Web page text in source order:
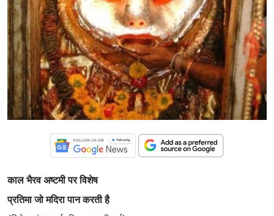
काल भैरव अष्टमी पर विशेष
प्रतिमा जो मदिरा पान करती है